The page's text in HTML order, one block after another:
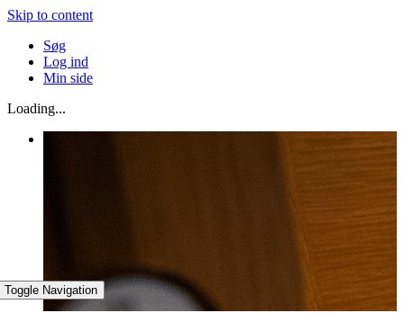
Skip to content
Søg
Log ind
Min side
Loading...
Toggle Navigation